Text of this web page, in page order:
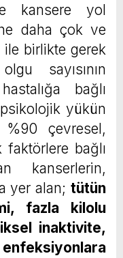
kansere yol
daha çok ve
ile birlikte gerek
sayısının
bağlı
yükün
%90 çevresel,
faktörlere bağlı
kanserlerin,
yer alan; tütün
fazla kilolu
inaktivite,
enfeksiyonlara